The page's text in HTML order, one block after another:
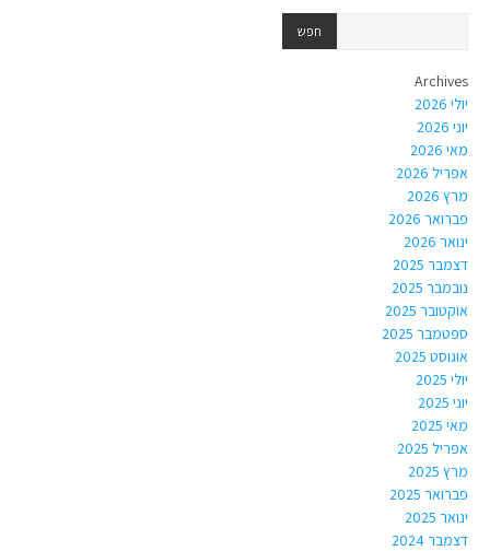
Archives
יולי 2026
יוני 2026
מאי 2026
אפריל 2026
מרץ 2026
פברואר 2026
ינואר 2026
דצמבר 2025
נובמבר 2025
אוקטובר 2025
ספטמבר 2025
אוגוסט 2025
יולי 2025
יוני 2025
מאי 2025
אפריל 2025
מרץ 2025
פברואר 2025
ינואר 2025
דצמבר 2024